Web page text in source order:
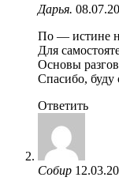
Дарья.
По — истине
Для
Основы
Спасибо, буду
Ответить
Собир